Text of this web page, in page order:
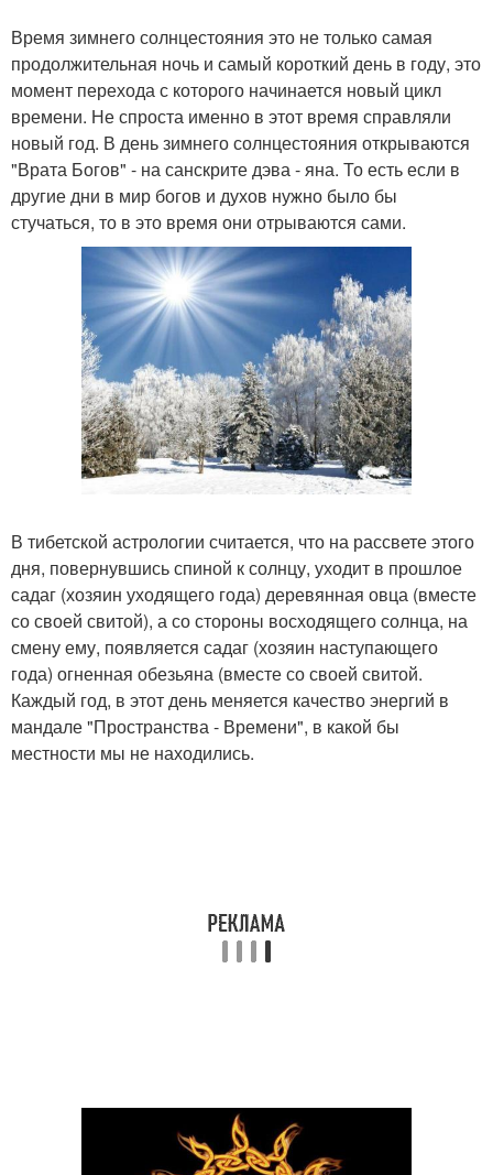
Время зимнего солнцестояния это не только самая
продолжительная ночь и самый короткий день в году, это
момент перехода с которого начинается новый цикл
времени. Не спроста именно в этот время справляли
новый год. В день зимнего солнцестояния открываются
"Врата Богов" - на санскрите дэва - яна. То есть если в
другие дни в мир богов и духов нужно было бы
стучаться, то в это время они отрываются сами.
В тибетской астрологии считается, что на рассвете этого
дня, повернувшись спиной к солнцу, уходит в прошлое
садаг (хозяин уходящего года) деревянная овца (вместе
со своей свитой), а со стороны восходящего солнца, на
смену ему, появляется садаг (хозяин наступающего
года) огненная обезьяна (вместе со своей свитой.
Каждый год, в этот день меняется качество энергий в
мандале "Пространства - Времени", в какой бы
местности мы не находились.